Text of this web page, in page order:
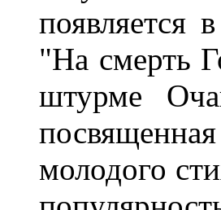
появляется
"На смерть
штурме
молодого